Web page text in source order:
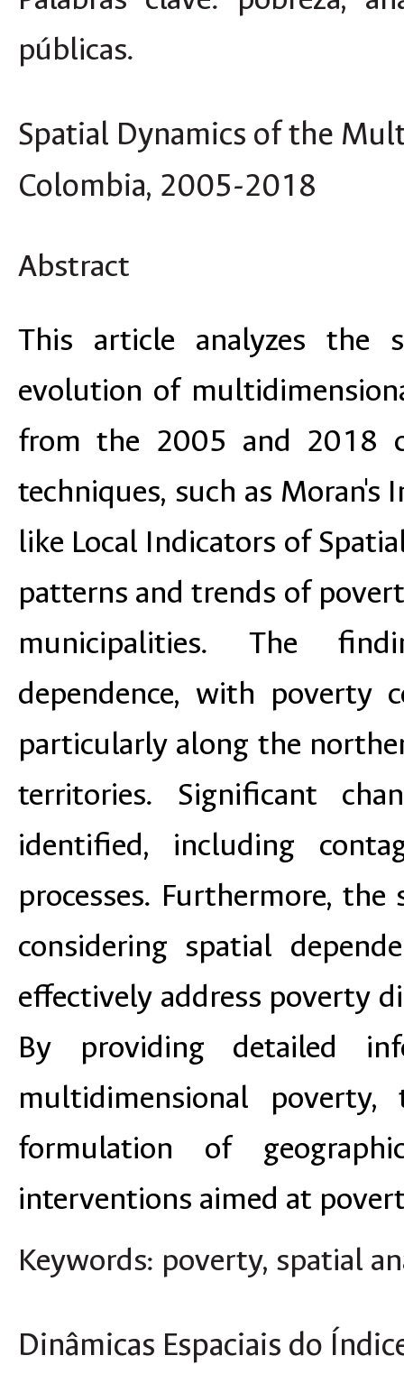
públicas.
Spatial Dynamics of the
Colombia, 2005-2018
Abstract
This article analyzes the
evolution of
from the 2005 and 2018
techniques, such as Moran's
like Local Indicators of
patterns and trends of
municipalities. The
dependence, with poverty
particularly along the
territories. Significant
identified, including
processes. Furthermore,
considering spatial
effectively address poverty
By providing detailed
multidimensional
formulation of
interventions aimed at
Keywords: poverty, spatial
Dinâmicas Espaciais do